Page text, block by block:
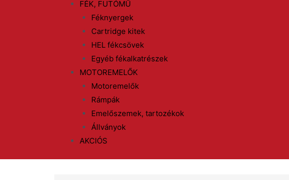
FÉK, FUTÓMŰ
Féknyergek
Cartridge kitek
HEL fékcsövek
Egyéb fékalkatrészek
MOTOREMELŐK
Motoremelők
Rámpák
Emelőszemek, tartozékok
Állványok
AKCIÓS